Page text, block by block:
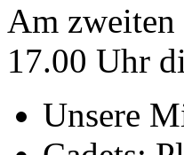
Am zweiten
17.00 Uhr
Unsere